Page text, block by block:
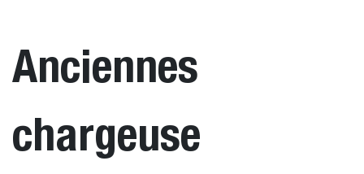
Anciennes
chargeuse